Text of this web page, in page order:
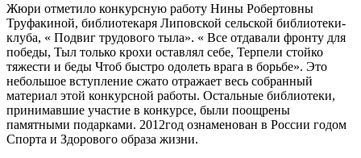
Жюри отметило конкурсную работу Нины Робертовны
Труфакиной, библиотекаря Липовской сельской библиотеки-
клуба, « Подвиг трудового тыла». « Все отдавали фронту для
победы, Тыл только крохи оставлял себе, Терпели стойко
тяжести и беды Чтоб быстро одолеть врага в борьбе». Это
небольшое вступление сжато отражает весь собранный
материал этой конкурсной работы. Остальные библиотеки,
принимавшие участие в конкурсе, были поощрены
памятными подарками. 2012год ознаменован в России годом
Спорта и Здорового образа жизни.